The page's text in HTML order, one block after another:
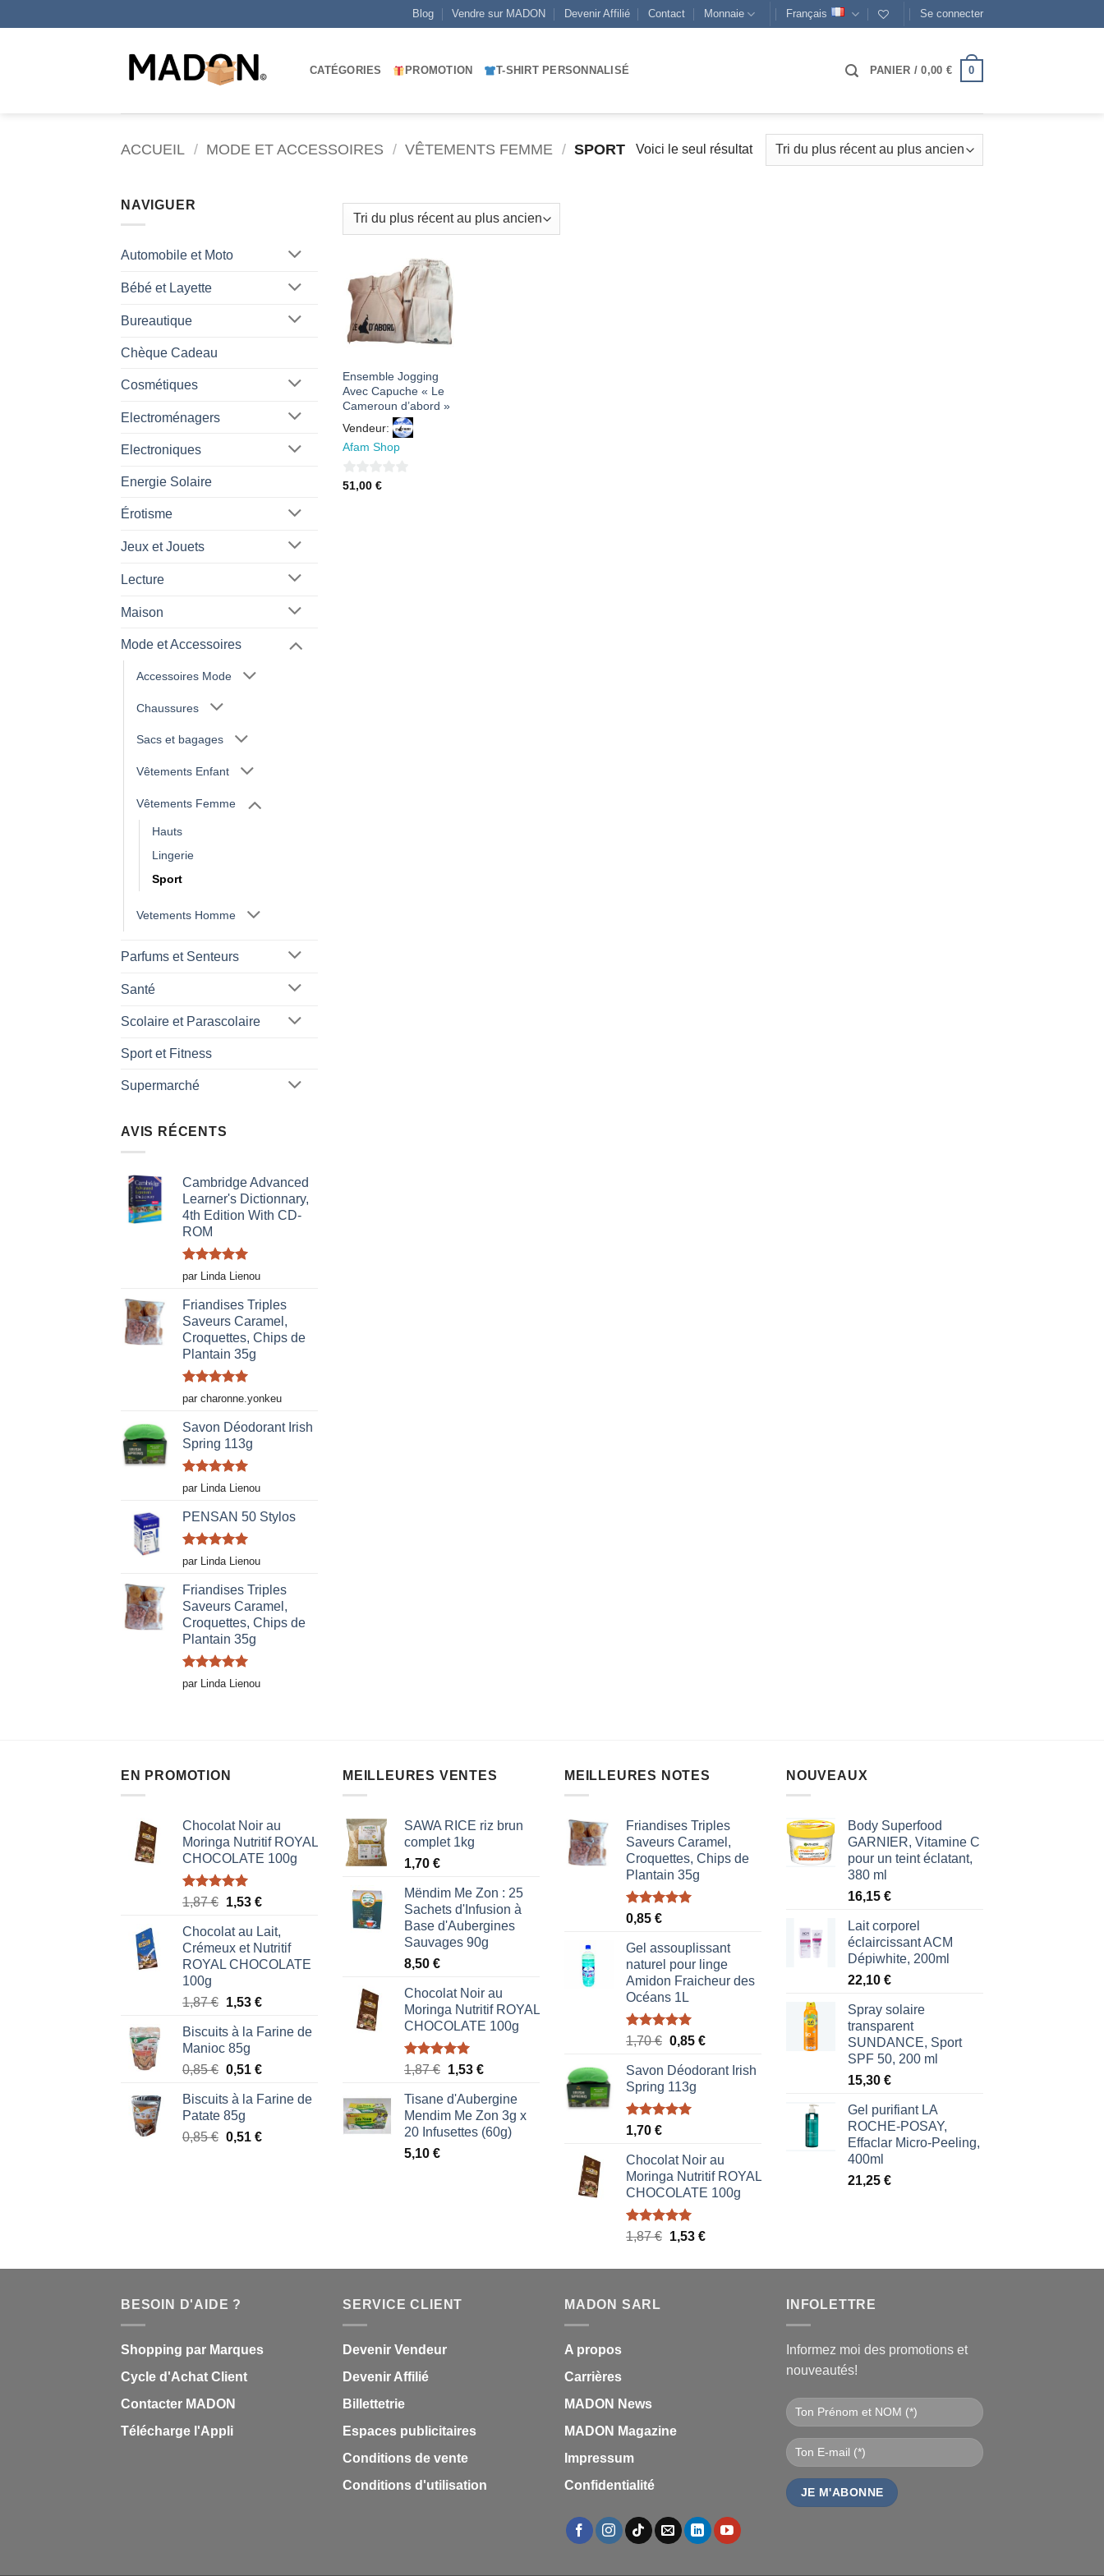
au
Blog Vendre sur MADON Devenir Affilié Contact Monnaie Français Se connecter
CATÉGORIES PROMOTION T-SHIRT PERSONNALISÉ PANIER /0,00 € 0
ACCUEIL / MODE ET ACCESSOIRES / VÊTEMENTS FEMME / SPORT Voici le seul résultat
NAVIGUER
Automobile et Moto
Bébé et Layette
Bureautique
Chèque Cadeau
Cosmétiques
Electroménagers
Electroniques
Energie Solaire
Érotisme
Jeux et Jouets
Lecture
Maison
Mode et Accessoires
Accessoires Mode
Chaussures
Sacs et bagages
Vêtements Enfant
Vêtements Femme
Hauts
Lingerie
Sport
Vetements Homme
Parfums et Senteurs
Santé
Scolaire et Parascolaire
Sport et Fitness
Supermarché
AVIS RÉCENTS
Cambridge Advanced
Learner's Dictionnary,
4th Edition With CD-
ROM
Note5sur
5
par Linda Lienou
Friandises Triples
Saveurs Caramel,
Croquettes, Chips de
Plantain 35g
Note5sur
5
par charonne.yonkeu
Savon Déodorant Irish
Spring 113g
Note5sur
5
par Linda Lienou
PENSAN 50 Stylos
Note5sur
5
par Linda Lienou
Friandises Triples
Saveurs Caramel,
Croquettes, Chips de
Plantain 35g
Note5sur
5
par Linda Lienou
AJOUTER
À MES
FAVORIS
Ensemble Jogging
Avec Capuche « Le
Cameroun d’abord »
Vendeur:
Afam Shop
0
51,00 €
EN PROMOTION
Chocolat Noir au
Moringa Nutritif ROYAL
CHOCOLATE 100g
Note5.00
1,87€ Le
initial
était :
1,87 €.
1,53 €Le
actuel
est :
1,53 €.
Chocolat au Lait,
Crémeux et Nutritif
ROYAL CHOCOLATE
100g
1,87€ Le
initial
était :
1,87 €.
1,53 €Le
actuel
1,53 €.
Biscuits à la Farine de
Manioc 85g
0,85€ Le
initial
était :
0,85 €.
0,51 €Le
actuel
0,51 €.
Biscuits à la Farine de
Patate 85g
0,85€ Le
0,51 €Le
MEILLEURES VENTES
SAWA RICE riz brun
complet 1kg
1,70 €
Mëndim Me Zon : 25
Sachets d'Infusion à
Base d'Aubergines
Sauvages 90g
8,50 €
Chocolat Noir au
Moringa Nutritif ROYAL
CHOCOLATE 100g
Note5.00
1,87€ Le
initial
était :
1,87 €.
1,53 €Le
actuel
est :
1,53 €.
Tisane d'Aubergine
Mendim Me Zon 3g x
20 Infusettes (60g)
5,10 €
MEILLEURES NOTES
Friandises Triples
Saveurs Caramel,
Croquettes, Chips de
Plantain 35g
Note5.00
0,85 €
Gel assouplissant
naturel pour linge
Amidon Fraicheur des
Océans 1L
Note5.00
1,70€ Le
initial
était :
1,70 €.
0,85 €Le
actuel
Savon Déodorant Irish
Spring 113g
Note5.00
1,70 €
Chocolat Noir au
Moringa Nutritif ROYAL
CHOCOLATE 100g
Note5.00
1,87€ Le
initial
1,53 €Le
actuel
NOUVEAUX
Body Superfood
GARNIER, Vitamine C
pour un teint éclatant,
380 ml
16,15 €
Lait corporel
éclaircissant ACM
Dépiwhite, 200ml
22,10 €
Spray solaire
transparent
SUNDANCE, Sport
SPF 50, 200 ml
15,30 €
Gel purifiant LA
ROCHE-POSAY,
Effaclar Micro-Peeling,
400ml
21,25 €
BESOIN D'AIDE ?
Shopping par Marques
Cycle d'Achat Client
Contacter MADON
Télécharge l'Appli
SERVICE CLIENT
Devenir Vendeur
Devenir Affilié
Billettetrie
Espaces publicitaires
Conditions de vente
Conditions d'utilisation
MADON SARL
A propos
Carrières
MADON News
MADON Magazine
Impressum
Confidentialité
INFOLETTRE
Informez moi des promotions et
nouveautés!